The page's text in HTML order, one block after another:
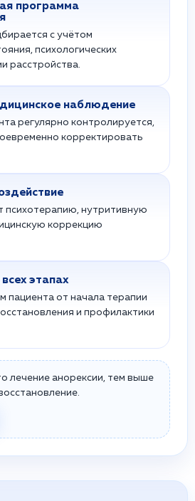
программа
с учётом
психологических
расстройства.
наблюдение
регулярно контролируется,
корректировать
психотерапию, нутритивную
коррекцию
этапах
пациента от начала терапии
и профилактики
лечение анорексии, тем выше